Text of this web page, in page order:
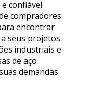
confiável.
compradores
encontrar
seus projetos.
industriais e
de aço
demandas